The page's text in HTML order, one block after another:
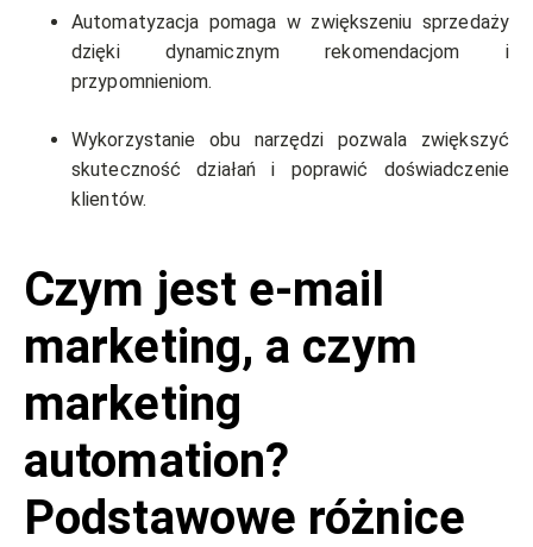
Automatyzacja pomaga w zwiększeniu sprzedaży
dzięki dynamicznym rekomendacjom i
przypomnieniom.
Wykorzystanie obu narzędzi pozwala zwiększyć
skuteczność działań i poprawić doświadczenie
klientów.
Czym jest e-mail
marketing, a czym
marketing
automation?
Podstawowe różnice